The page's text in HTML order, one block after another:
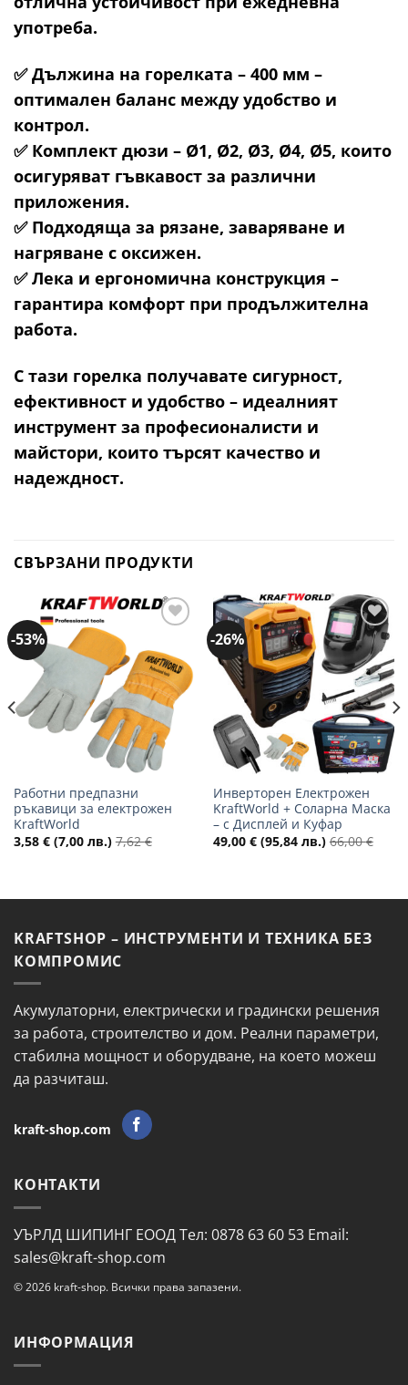
употреба.
✅ Дължина на горелката – 400 мм –
оптимален баланс между удобство и
контрол.
✅ Комплект дюзи – Ø1, Ø2, Ø3, Ø4, Ø5, които
осигуряват гъвкавост за различни
приложения.
✅ Подходяща за рязане, заваряване и
нагряване с оксижен.
✅ Лека и ергономична конструкция –
гарантира комфорт при продължителна
работа.
С тази горелка получавате сигурност,
ефективност и удобство – идеалният
инструмент за професионалисти и
майстори, които търсят качество и
надеждност.
СВЪРЗАНИ ПРОДУКТИ
-53%
в
желани
Работни предпазни
ръкавици за електрожен
KraftWorld
3,58 € (7,00 лв.) 7,62€
-26%
Добави
в
желани
Инверторен Електрожен
KraftWorld + Соларна Маска
– с Дисплей и Куфар
49,00 € (95,84 лв.) 66,00€
KRAFTSHOP – ИНСТРУМЕНТИ И ТЕХНИКА БЕЗ
КОМПРОМИС
Акумулаторни, електрически и градински решения
за работа, строителство и дом. Реални параметри,
стабилна мощност и оборудване, на което можеш
да разчиташ.
kraft-shop.com
КОНТАКТИ
УЪРЛД ШИПИНГ ЕООД Тел: 0878 63 60 53 Email:
sales@kraft-shop.com
© 2026 kraft-shop. Всички права запазени.
ИНФОРМАЦИЯ